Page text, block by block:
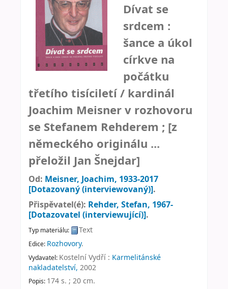
Dívat se
srdcem :
šance a úkol
církve na
počátku
třetího tisíciletí / kardinál
Joachim Meisner v rozhovoru
se Stefanem Rehderem ; [z
německého originálu ...
přeložil Jan Šnejdar]
Od: Meisner, Joachim, 1933-2017
[Dotazovaný (interviewovaný)].
Přispěvatel(é): Rehder, Stefan, 1967-
[Dotazovatel (interviewující)].
Typ materiálu: Text
Edice: Rozhovory.
Vydavatel: Kostelní Vydří : Karmelitánské
nakladatelství, 2002
Popis: 174 s. ; 20 cm.